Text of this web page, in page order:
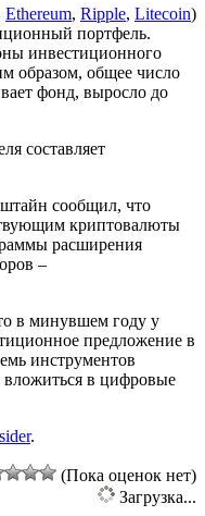
Ethereum, Ripple, Litecoin)
портфель.
инвестиционного
образом, общее число
фонд, выросло до
составляет
сообщил, что
криптовалюты
расширения
–
в минувшем году у
предложение в
инструментов
в цифровые
.
(Пока оценок нет)
Загрузка...